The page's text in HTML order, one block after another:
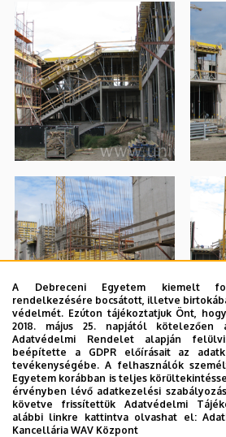
A Debreceni Egyetem kiemelt
rendelkezésére bocsátott, illetve
védelmét. Ezúton tájékoztatjuk Önt,
2018. május 25. napjától kötelezően
Adatvédelmi Rendelet alapján
beépítette a GDPR előírásait az
tevékenységébe. A felhasználók
Egyetem korábban is teljes
érvényben lévő adatkezelési
követve frissítettük Adatvédelmi
alábbi linkre kattintva olvashat el:
Kancellária WAV Központ